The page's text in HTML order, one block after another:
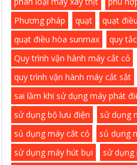
Phương pháp
quạt
quạt
quạt điều hòa sunmax
quy
Quy trình vận hành máy cắt cỏ
quy trình vận hành máy cắt sắt
sai lầm khi sử dụng máy phát
sử dụng bộ lưu điện
sử dụng
sủ dụng máy cắt cỏ
sủ dụng
sử dụng máy hút bụi
sử dụng